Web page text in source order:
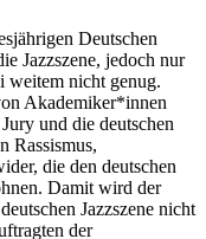
Deutschen
Jazzszene, jedoch nur
weitem nicht genug.
Akademiker*innen
und die deutschen
Rassismus,
die den deutschen
Damit wird der
Jazzszene nicht
der